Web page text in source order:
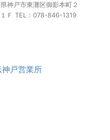
神戸市東灘区御影本町２
Ｆ TEL：078-846-1319